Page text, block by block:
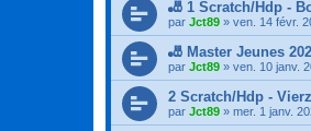
🎳 1 Scratch/Hdp -
par Jct89 » ven. 14 févr.
🎳 Master Jeunes
par Jct89 » ven. 10 janv.
2 Scratch/Hdp -
par Jct89 » mer. 1 janv.